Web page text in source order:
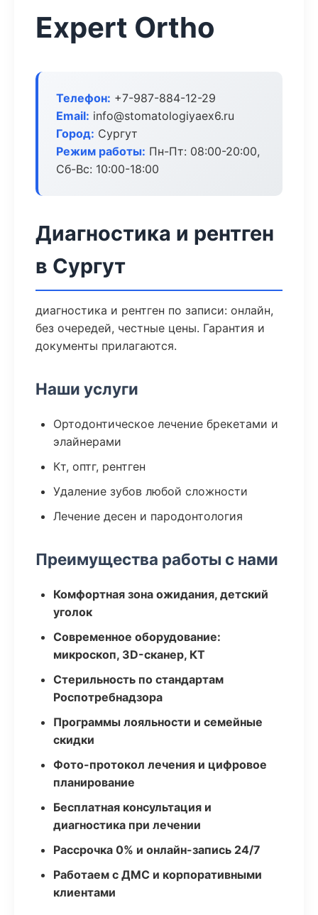
Expert Ortho
Телефон: +7-987-884-12-29
Email: info@stomatologiyaex6.ru
Город: Сургут
Режим работы: Пн-Пт: 08:00-20:00,
Сб-Вс: 10:00-18:00
Диагностика и рентген
в Сургут
диагностика и рентген по записи: онлайн,
без очередей, честные цены. Гарантия и
документы прилагаются.
Наши услуги
Ортодонтическое лечение брекетами и
элайнерами
Кт, оптг, рентген
Удаление зубов любой сложности
Лечение десен и пародонтология
Преимущества работы с нами
Комфортная зона ожидания, детский
уголок
Современное оборудование:
микроскоп, 3D-сканер, КТ
Стерильность по стандартам
Роспотребнадзора
Программы лояльности и семейные
скидки
Фото-протокол лечения и цифровое
планирование
Бесплатная консультация и
диагностика при лечении
Рассрочка 0% и онлайн-запись 24/7
Работаем с ДМС и корпоративными
клиентами